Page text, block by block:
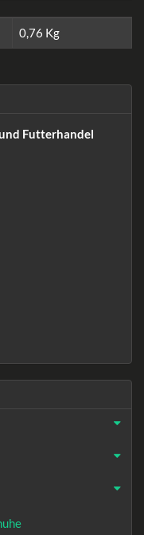
0,76 Kg
Futterhandel